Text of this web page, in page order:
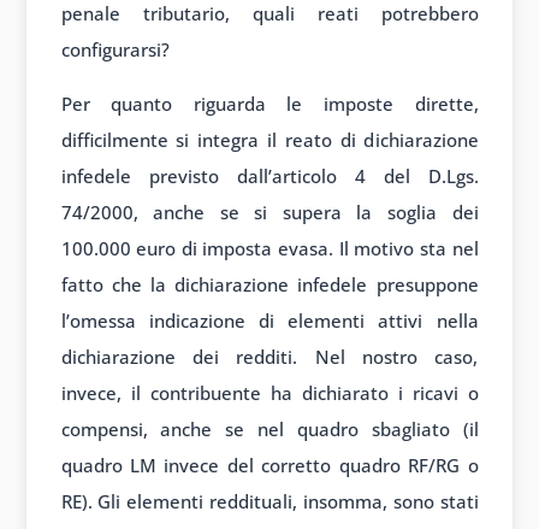
penale tributario, quali reati potrebbero
configurarsi?
Per quanto riguarda le imposte dirette,
difficilmente si integra il reato di dichiarazione
infedele previsto dall’articolo 4 del D.Lgs.
74/2000, anche se si supera la soglia dei
100.000 euro di imposta evasa. Il motivo sta nel
fatto che la dichiarazione infedele presuppone
l’omessa indicazione di elementi attivi nella
dichiarazione dei redditi. Nel nostro caso,
invece, il contribuente ha dichiarato i ricavi o
compensi, anche se nel quadro sbagliato (il
quadro LM invece del corretto quadro RF/RG o
RE). Gli elementi reddituali, insomma, sono stati